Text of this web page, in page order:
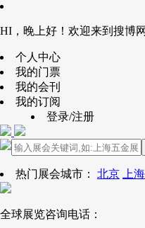
HI，晚上好！欢迎来到搜博网
个人中心
我的门票
我的会刊
我的订阅
登录/注册
热门展会城市： 北京 上海
全球展览咨询电话：